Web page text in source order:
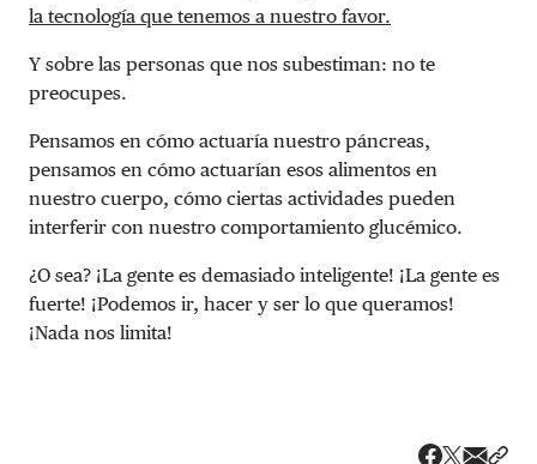
la tecnología que tenemos a nuestro favor.
Y sobre las personas que nos subestiman: no te
preocupes.
Pensamos en cómo actuaría nuestro páncreas,
pensamos en cómo actuarían esos alimentos en
nuestro cuerpo, cómo ciertas actividades pueden
interferir con nuestro comportamiento glucémico.
¿O sea? ¡La gente es demasiado inteligente! ¡La gente es
fuerte! ¡Podemos ir, hacer y ser lo que queramos!
¡Nada nos limita!